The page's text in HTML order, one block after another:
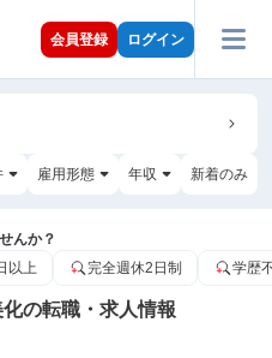
会員登録 ログイン
雇用形態 年収 新着のみ
んか？
以上 完全週休2日制 学歴
の転職・求人情報